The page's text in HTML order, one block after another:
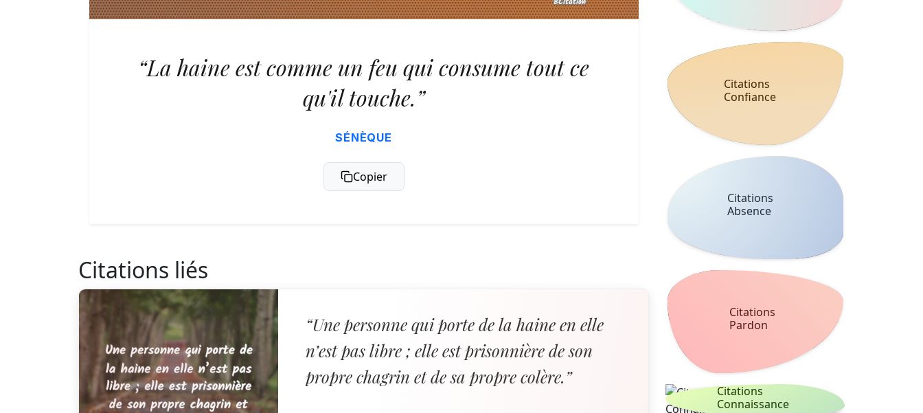
“La haine est comme un feu qui consume tout ce
qu'il touche.”
SÉNÈQUE
Copier
Citations liés
“Une personne qui porte de la haine en elle
n’est pas libre ; elle est prisonnière de son
propre chagrin et de sa propre colère.”
Citations
Confiance
Citations
Absence
Citations
Pardon
Citations
Connaissance